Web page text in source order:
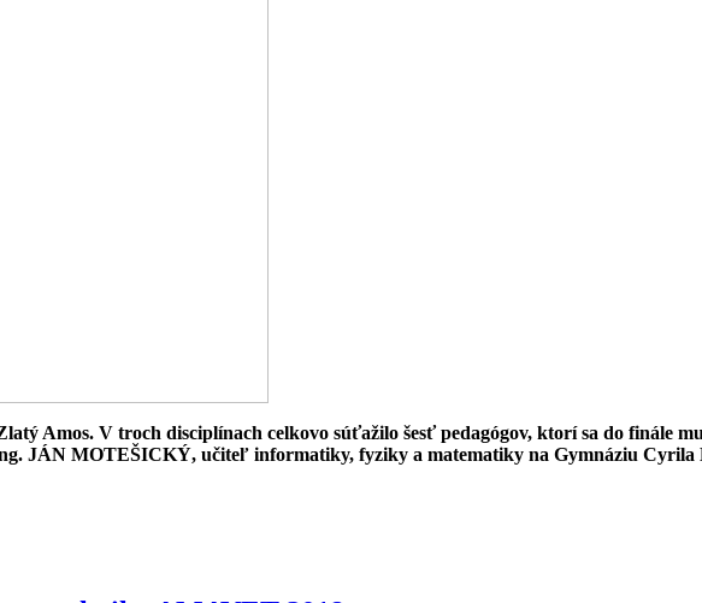
Amos. V troch disciplínach celkovo súťažilo šesť pedagógov, ktorí sa do finále
JÁN MOTEŠICKÝ, učiteľ informatiky, fyziky a matematiky na Gymnáziu